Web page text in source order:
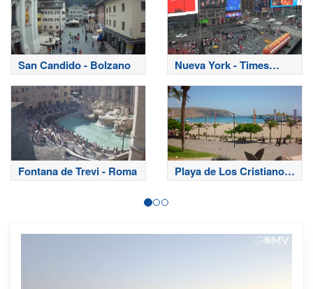
San Candido - Bolzano
Nueva York - Times
Square
Fontana de Trevi - Roma
Playa de Los Cristianos
- Tenerife